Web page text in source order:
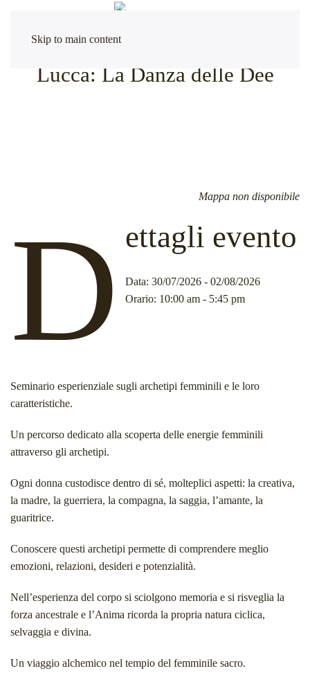
Skip to main content
Lucca: La Danza delle Dee
Mappa non disponibile
D ettagli evento
Data: 30/07/2026 - 02/08/2026
Orario: 10:00 am - 5:45 pm
Seminario esperienziale sugli archetipi femminili e le loro
caratteristiche.
Un percorso dedicato alla scoperta delle energie femminili
attraverso gli archetipi.
Ogni donna custodisce dentro di sé, molteplici aspetti: la creativa,
la madre, la guerriera, la compagna, la saggia, l’amante, la
guaritrice.
Conoscere questi archetipi permette di comprendere meglio
emozioni, relazioni, desideri e potenzialità.
Nell’esperienza del corpo si sciolgono memoria e si risveglia la
forza ancestrale e l’Anima ricorda la propria natura ciclica,
selvaggia e divina.
Un viaggio alchemico nel tempio del femminile sacro.